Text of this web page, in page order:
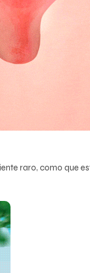
raro, como que